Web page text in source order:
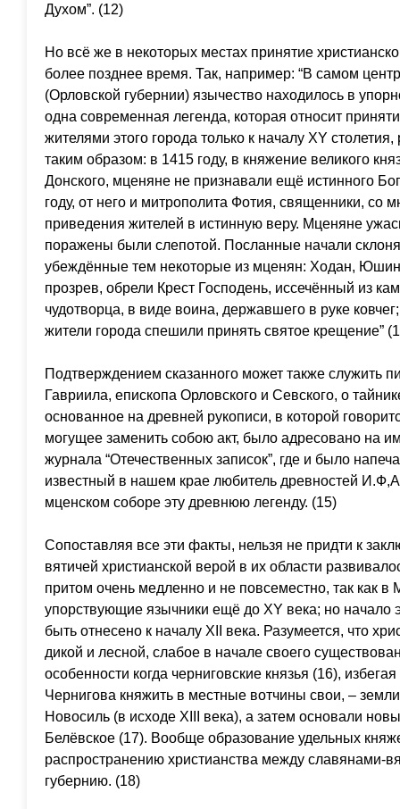
Духом”. (12)
Но всё же в некоторых местах принятие
более позднее время. Так, например: “В самом
(Орловской губернии) язычество находилось в
одна современная легенда, которая относит
жителями этого города только к началу ХY
таким образом: в 1415 году, в княжение великого
Донского, мценяне не признавали ещё истинного
году, от него и митрополита Фотия, священники, со
приведения жителей в истинную веру. Мценяне
поражены были слепотой. Посланные начали
убеждённые тем некоторые из мценян: Ходан,
прозрев, обрели Крест Господень, иссечённый из
чудотворца, в виде воина, державшего в руке
жители города спешили принять святое крещение”
Подтверждением сказанного может также служить
Гавриила, епископа Орловского и Севского, о
основанное на древней рукописи, в которой
могущее заменить собою акт, было адресовано на
журнала “Отечественных записок”, где и было
известный в нашем крае любитель древностей
мценском соборе эту древнюю легенду. (15)
Сопоставляя все эти факты, нельзя не придти к
вятичей христианской верой в их области
притом очень медленно и не повсеместно, так как в
упорствующие язычники ещё до ХY века; но начало
быть отнесено к началу ХII века. Разумеется, что
дикой и лесной, слабое в начале своего
особенности когда черниговские князья (16),
Чернигова княжить в местные вотчины свои, –
Новосиль (в исходе ХIII века), а затем основали
Белёвское (17). Вообще образование удельных
распространению христианства между славянами-
губернию. (18)